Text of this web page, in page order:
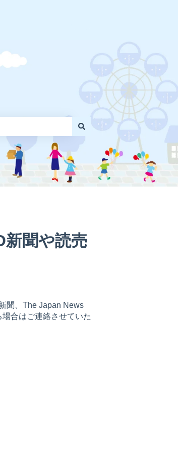
新聞や読売
聞、The Japan News
合はご連絡させていた